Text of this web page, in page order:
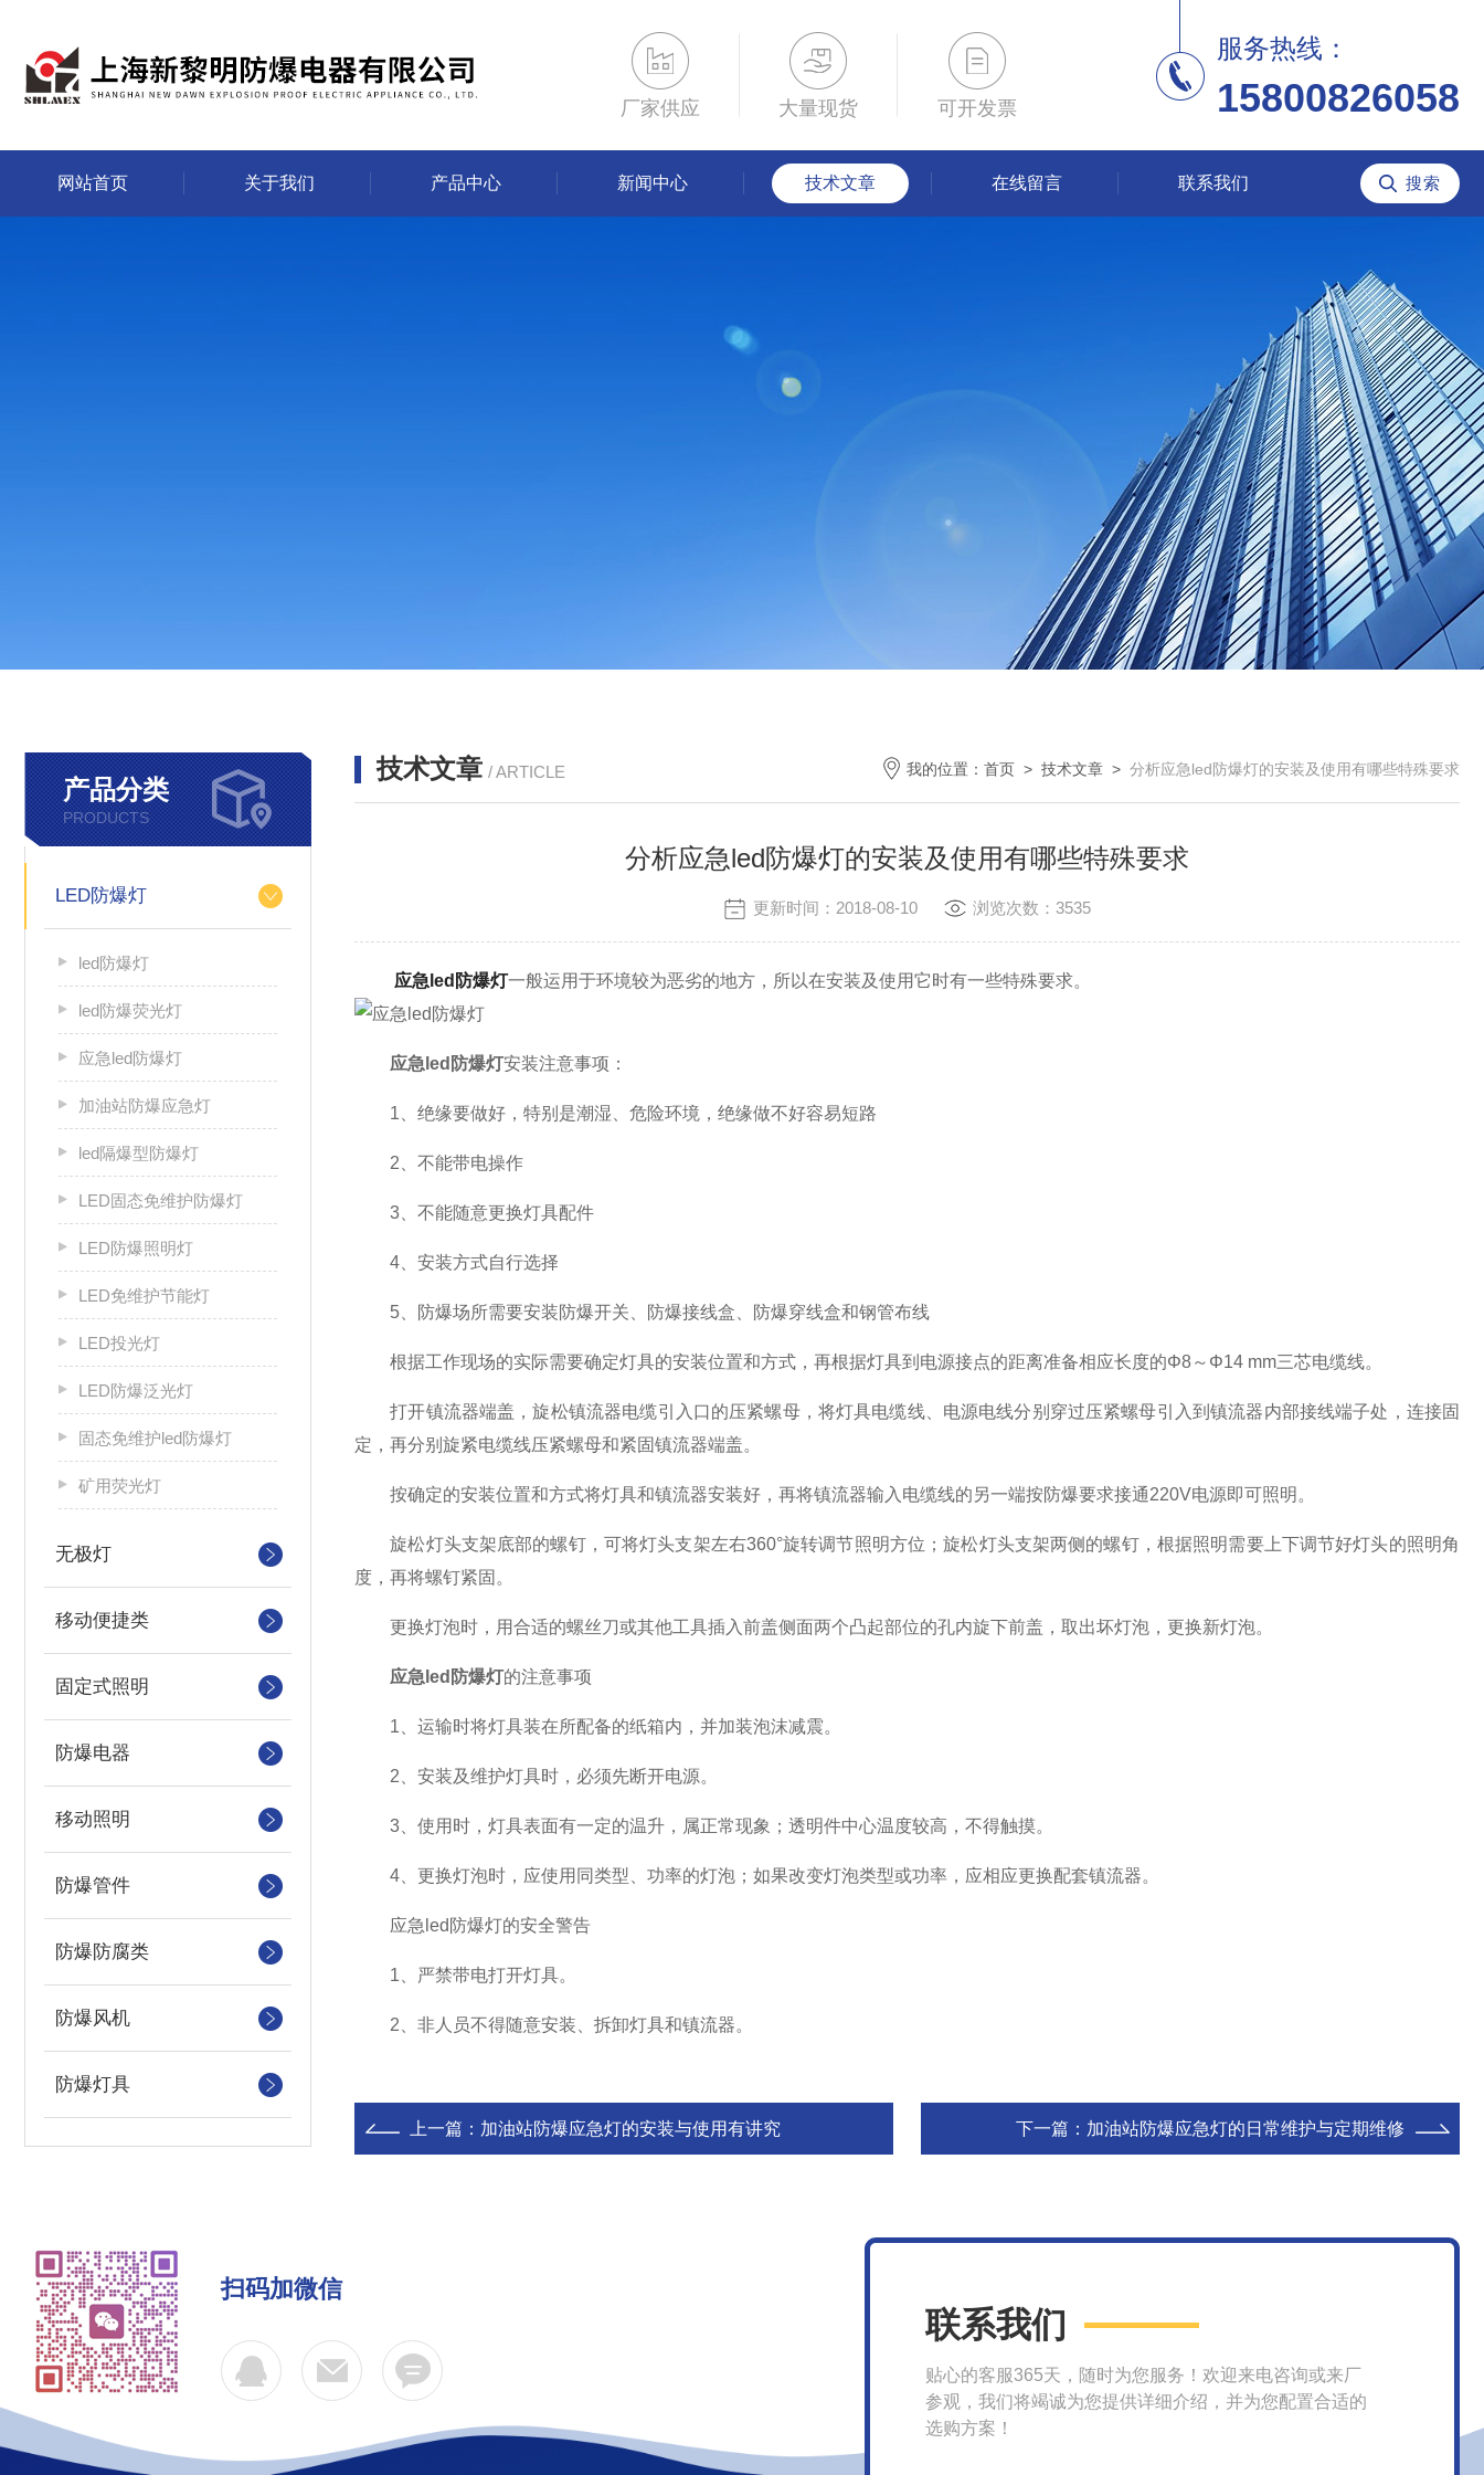
厂家供应 大量现货 可开发票
服务热线：
15800826058
网站首页 关于我们 产品中心 新闻中心 技术文章 在线留言 联系我们
产品分类
PRODUCTS
LED防爆灯
led防爆灯
led防爆荧光灯
应急led防爆灯
加油站防爆应急灯
led隔爆型防爆灯
LED固态免维护防爆灯
LED防爆照明灯
LED免维护节能灯
LED投光灯
LED防爆泛光灯
固态免维护led防爆灯
矿用荧光灯
无极灯
移动便捷类
固定式照明
防爆电器
移动照明
防爆管件
防爆防腐类
防爆风机
防爆灯具
技术文章 / ARTICLE 我的位置： 首页 > 技术文章 > 分析应急led防爆灯的安装及使用有哪些特殊要求
分析应急led防爆灯的安装及使用有哪些特殊要求
更新时间：2018-08-10 浏览次数：3535
应急led防爆灯一般运用于环境较为恶劣的地方，所以在安装及使用它时有一些特殊要求。
应急led防爆灯安装注意事项：
1、绝缘要做好，特别是潮湿、危险环境，绝缘做不好容易短路
2、不能带电操作
3、不能随意更换灯具配件
4、安装方式自行选择
5、防爆场所需要安装防爆开关、防爆接线盒、防爆穿线盒和钢管布线
根据工作现场的实际需要确定灯具的安装位置和方式，再根据灯具到电源接点的距离准备相应长度的Φ8～Φ14 mm三芯电缆线。
打开镇流器端盖，旋松镇流器电缆引入口的压紧螺母，将灯具电缆线、电源电线分别穿过压紧螺母引入到镇流器内部接线端子处，连接固
定，再分别旋紧电缆线压紧螺母和紧固镇流器端盖。
按确定的安装位置和方式将灯具和镇流器安装好，再将镇流器输入电缆线的另一端按防爆要求接通220V电源即可照明。
旋松灯头支架底部的螺钉，可将灯头支架左右360°旋转调节照明方位；旋松灯头支架两侧的螺钉，根据照明需要上下调节好灯头的照明角
度，再将螺钉紧固。
更换灯泡时，用合适的螺丝刀或其他工具插入前盖侧面两个凸起部位的孔内旋下前盖，取出坏灯泡，更换新灯泡。
应急led防爆灯的注意事项
1、运输时将灯具装在所配备的纸箱内，并加装泡沫减震。
2、安装及维护灯具时，必须先断开电源。
3、使用时，灯具表面有一定的温升，属正常现象；透明件中心温度较高，不得触摸。
4、更换灯泡时，应使用同类型、功率的灯泡；如果改变灯泡类型或功率，应相应更换配套镇流器。
应急led防爆灯的安全警告
1、严禁带电打开灯具。
2、非人员不得随意安装、拆卸灯具和镇流器。
上一篇： 加油站防爆应急灯的安装与使用有讲究 下一篇： 加油站防爆应急灯的日常维护与定期维修
扫码加微信
联系我们
贴心的客服365天，随时为您服务！欢迎来电咨询或来厂
参观，我们将竭诚为您提供详细介绍，并为您配置合适的
选购方案！